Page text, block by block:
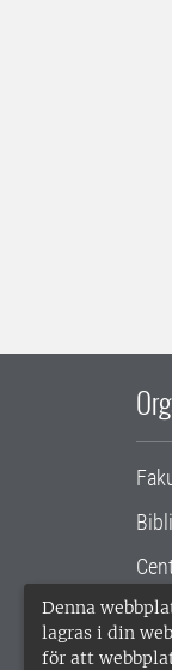
Denna
lagras i din
för att